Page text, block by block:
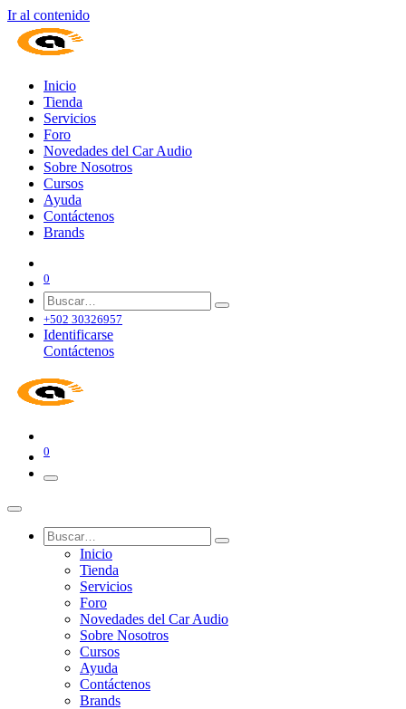
Ir al contenido
Inicio
Tienda
Servicios
Foro
Novedades del Car Audio
Sobre Nosotros
Cursos
Ayuda
Contáctenos
Brands
0
+502 30326957
Identificarse
Contáctenos
0
Inicio
Tienda
Servicios
Foro
Novedades del Car Audio
Sobre Nosotros
Cursos
Ayuda
Contáctenos
Brands